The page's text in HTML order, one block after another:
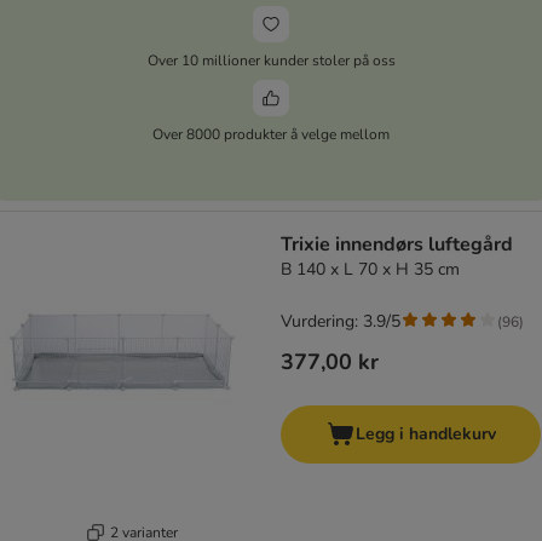
Over 10 millioner kunder stoler på oss
Over 8000 produkter å velge mellom
2 varianter
Trixie innendørs luftegård
B 140 x L 70 x H 35 cm
377,00 kr
Vurdering: 3.9/5 (96)
Legg i handlekurv